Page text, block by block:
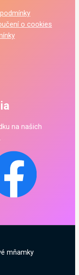
o cookies
na našich
mňamky